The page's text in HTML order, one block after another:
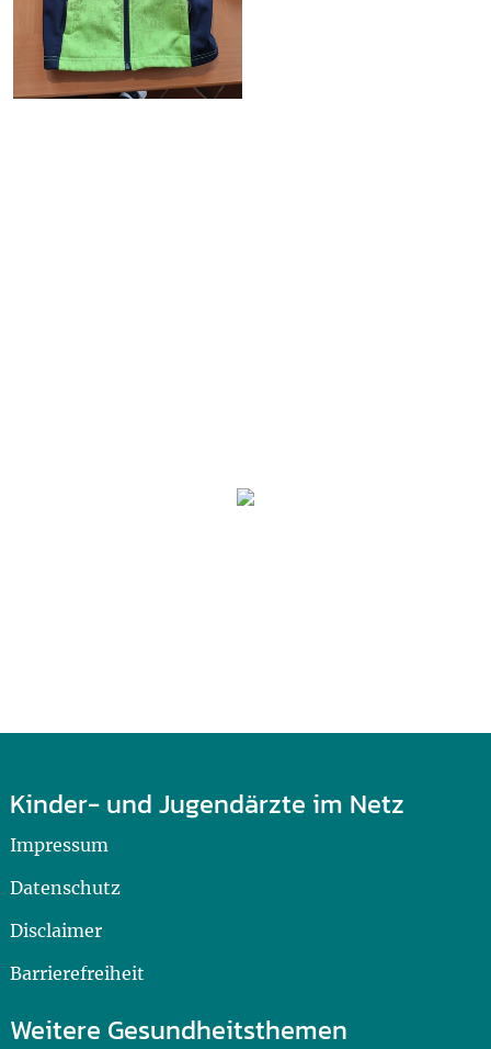
Kinder- und Jugendärzte im Netz
Impressum
Datenschutz
Disclaimer
Barrierefreiheit
Weitere Gesundheitsthemen